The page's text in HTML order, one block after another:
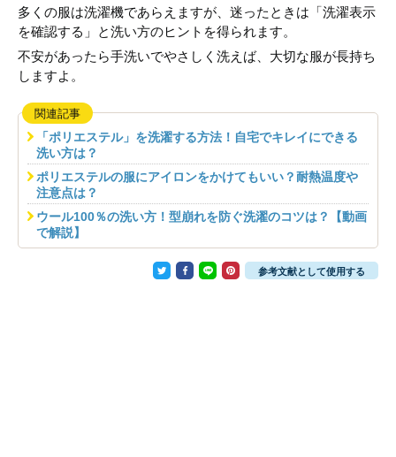
多くの服は洗濯機であらえますが、迷ったときは「洗濯表示
を確認する」と洗い方のヒントを得られます。
不安があったら手洗いでやさしく洗えば、大切な服が長持ち
しますよ。
関連記事
「ポリエステル」を洗濯する方法！自宅でキレイにできる
洗い方は？
ポリエステルの服にアイロンをかけてもいい？耐熱温度や
注意点は？
ウール100％の洗い方！型崩れを防ぐ洗濯のコツは？【動画
で解説】
参考文献として使用する